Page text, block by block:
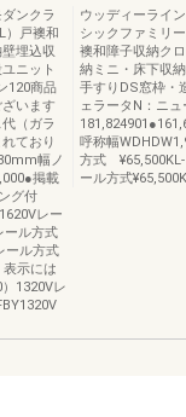
ンクラ
）戸襖和
埋込収
ニット
120商品
います
（ガラ
ており
幅ノ
掲載
グ付
レー
ール方式
ール方式
表示には
1320Vレ
ウッディーライ
シックファミリ
襖和障子収納ク
納ミニ・床下収
手すりDS窓枠・
ェラータN：ニ
呼称幅
方式 ¥65,500KL-
ール方式